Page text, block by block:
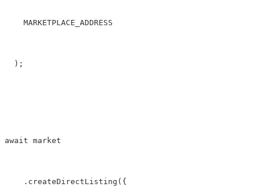
    MARKETPLACE_ADDRESS
  );
await market
    .createDirectListing({